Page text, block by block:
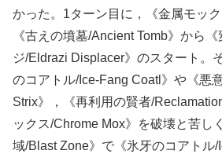
かった。1ターン目に，《金属モッ
《古えの墳墓/Ancient Tomb》から
ジ/Eldrazi Displacer》のスタート。
のコアトル/Ice-Fang Coatl》や《悪
Strix》，《再利用の賢者/
ックス/Chrome Mox》を破壊と苦し
域/Blast Zone》で《氷牙のコアトル/